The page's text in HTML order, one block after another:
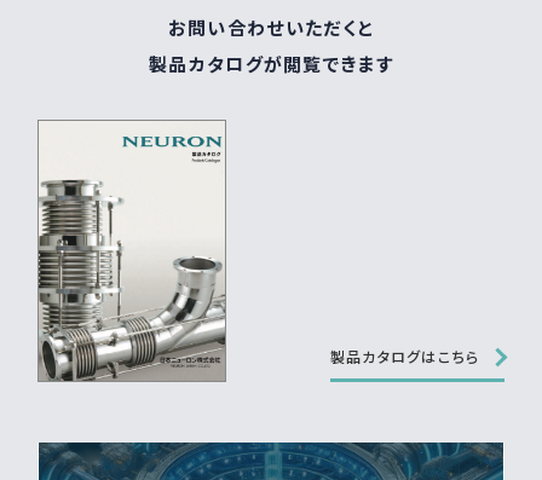
お問い合わせいただくと
製品カタログが閲覧できます
製品カタログはこちら